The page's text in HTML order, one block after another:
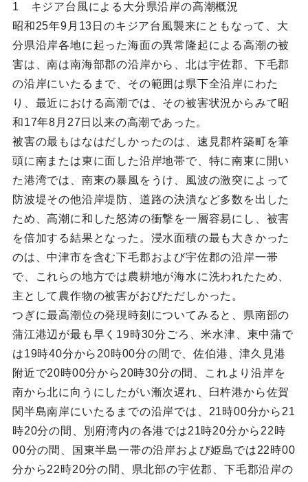
1 キジア台風による大分県沿岸の高潮概況
昭和25年9月13日のキジア台風襲来にともなって、大
分県沿岸各地に起った海面の異常隆起による高潮の被
害は、南は南海部郡の沿岸から、北は宇佐郡、下毛郡
の沿岸にいたるまで、その範囲は県下全沿岸にわた
り、最近における高潮では、その被害状況からみて昭
和17年8月27日以来の高潮であった。
被害の最もはなはだしかったのは、速見郡杵築町を筆
頭に南または東に面した沿岸地帯で、特に南東に開い
た港湾では、南東の暴風をうけ、風波の激突によって
防波堤その他沿岸堤防、道路の決潰など多数を出した
ため、高潮に和した怒涛の衝撃を一層容易にし、被害
を倍加する結果となった。浸水面積の最も大きかった
のは、中津市を含む下毛郡および宇佐郡の沿岸一帯
で、これらの地方では農耕地が海水に洗われたため、
主として農作物の被害がおびただしかった。
つぎに最高潮位の発現時刻についてみると、県南部の
蒲江港辺が最も早く19時30分ごろ、米水津、東中蒲で
は19時40分から20時00分の間で、佐伯港、津久見港
附近で20時00分から20時30分の間、これより沿岸を
南から北に向うにしたがい漸次遅れ、臼杵港から佐賀
関半島南岸にいたるまでの沿岸では、21時00分から21
時20分の間、別府湾内の各港では21時20分から22時
00分の間、国東半島一帯の沿岸および姫島では22時00
分から22時20分の間、県北部の宇佐郡、下毛郡沿岸の